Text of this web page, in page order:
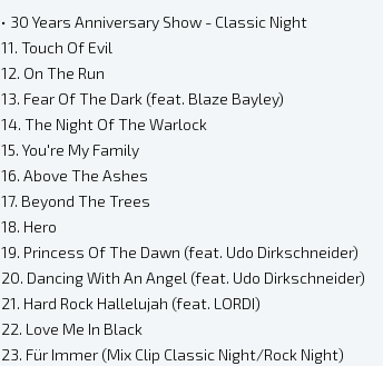
• 30 Years Anniversary Show - Classic Night
11. Touch Of Evil
12. On The Run
13. Fear Of The Dark (feat. Blaze Bayley)
14. The Night Of The Warlock
15. You're My Family
16. Above The Ashes
17. Beyond The Trees
18. Hero
19. Princess Of The Dawn (feat. Udo Dirkschneider)
20. Dancing With An Angel (feat. Udo Dirkschneider)
21. Hard Rock Hallelujah (feat. LORDI)
22. Love Me In Black
23. Für Immer (Mix Clip Classic Night/Rock Night)